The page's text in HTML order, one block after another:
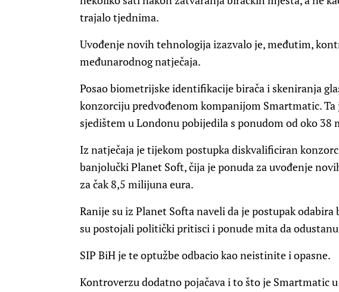
trajalo tjednima.
Uvođenje novih tehnologija izazvalo je, međutim,
međunarodnog natječaja.
Posao biometrijske identifikacije birača i skeniranja
konzorciju predvođenom kompanijom Smartmatic.
sjedištem u Londonu pobijedila s ponudom od oko 38
Iz natječaja je tijekom postupka diskvalificiran
banjolučki Planet Soft, čija je ponuda za uvođenje
za čak 8,5 milijuna eura.
Ranije su iz Planet Softa naveli da je postupak
su postojali politički pritisci i ponude mita da
SIP BiH je te optužbe odbacio kao neistinite i opasne.
Kontroverzu dodatno pojačava i to što je Smartmatic